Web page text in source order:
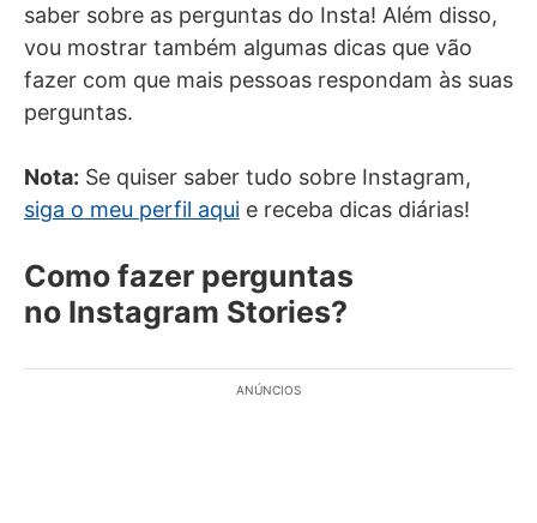
saber sobre as perguntas do Insta! Além disso,
vou mostrar também algumas dicas que vão
fazer com que mais pessoas respondam às suas
perguntas.
Nota: Se quiser saber tudo sobre Instagram,
siga o meu perfil aqui e receba dicas diárias!
Como fazer perguntas
no Instagram Stories?
ANÚNCIOS